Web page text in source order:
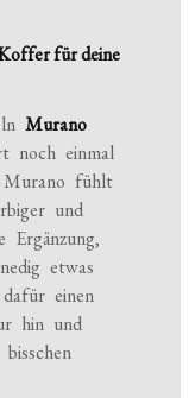
für deine
Murano
noch einmal
Murano fühlt
und
Ergänzung,
etwas
einen
hin und